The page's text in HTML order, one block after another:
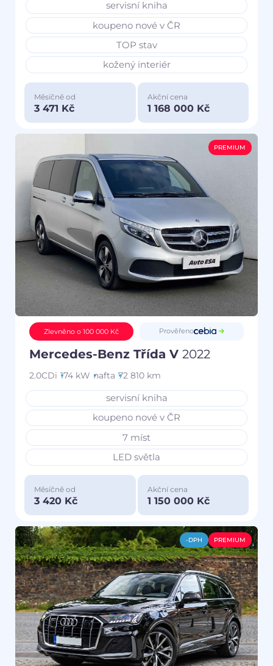
servisní kniha
koupeno nové v ČR
TOP stav
kožený interiér
Měsíčně od
3 471 Kč
Akční cena
1 168 000 Kč
PREMIUM
Zlevněno o 100 000 Kč Prověřeno
Mercedes-Benz Třída V 2022
2.0CDi 174 kW nafta 72 810 km
servisní kniha
koupeno nové v ČR
7 míst
LED světla
Měsíčně od
3 420 Kč
Akční cena
1 150 000 Kč
-DPH PREMIUM